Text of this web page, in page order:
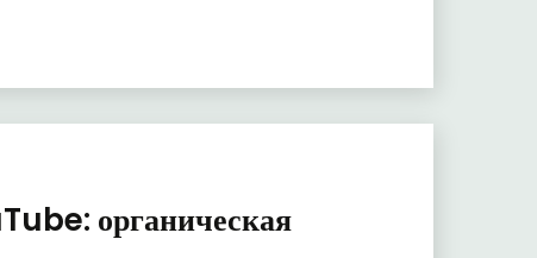
органическая